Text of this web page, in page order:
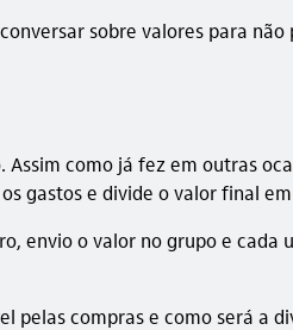
sobre valores para não
como já fez em outras
gastos e divide o valor final
envio o valor no grupo e cada
pelas compras e como será a